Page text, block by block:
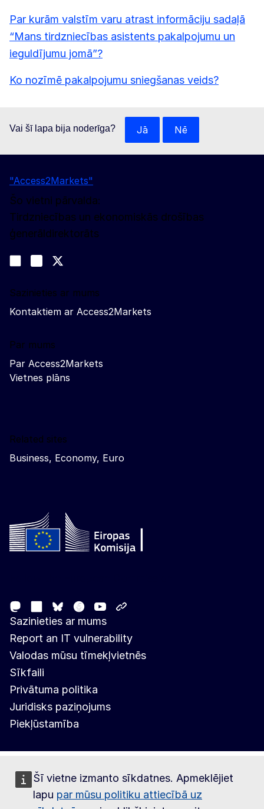
Šī vietne izmanto sīkdatnes. Apmeklējiet
lapu par mūsu politiku attiecībā uz
Par kurām valstīm varu atrast informāciju sadaļā
“Mans tirdzniecības asistents pakalpojumu un
ieguldījumu jomā”?
Ko nozīmē pakalpojumu sniegšanas veids?
Vai šī lapa bija noderīga? Jā Nē
"Access2Markets"
Šo vietni pārvalda:
Tirdzniecības un ekonomiskās drošības
ģenerāldirektorāts
Join us on LinkedIn
Trade-Off podcast
Sazinieties ar mums
Kontaktiem ar Access2Markets
Par mums
Par Access2Markets
Vietnes plāns
Related sites
Business, Economy, Euro
MastodonLinkedIn
Bluesky
Facebook
Youtube
Sazinieties ar mums
Report an IT vulnerability
Valodas mūsu tīmekļvietnēs
Sīkfaili
Privātuma politika
Juridisks paziņojums
Piekļūstamība